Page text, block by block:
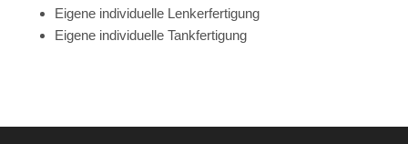
Eigene individuelle Lenkerfertigung
Eigene individuelle Tankfertigung
Eigene individuelle Metallarbeiten